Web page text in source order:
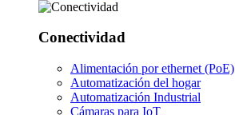
Conectividad
Alimentación por ethernet (PoE)
Automatización del hogar
Automatización Industrial
Cámaras para IoT